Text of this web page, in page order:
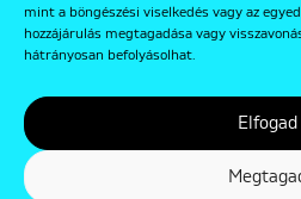
mint a böngészési viselkedés vagy az
hozzájárulás megtagadása vagy
hátrányosan befolyásolhat.
Elfogad